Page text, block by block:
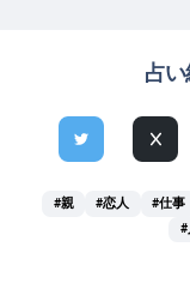
占
#親 #恋人 #仕事
#